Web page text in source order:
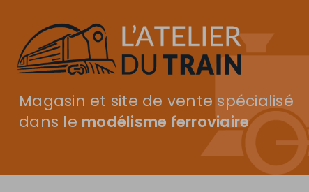
Magasin et site de vente spécialisé
dans le modélisme ferroviaire